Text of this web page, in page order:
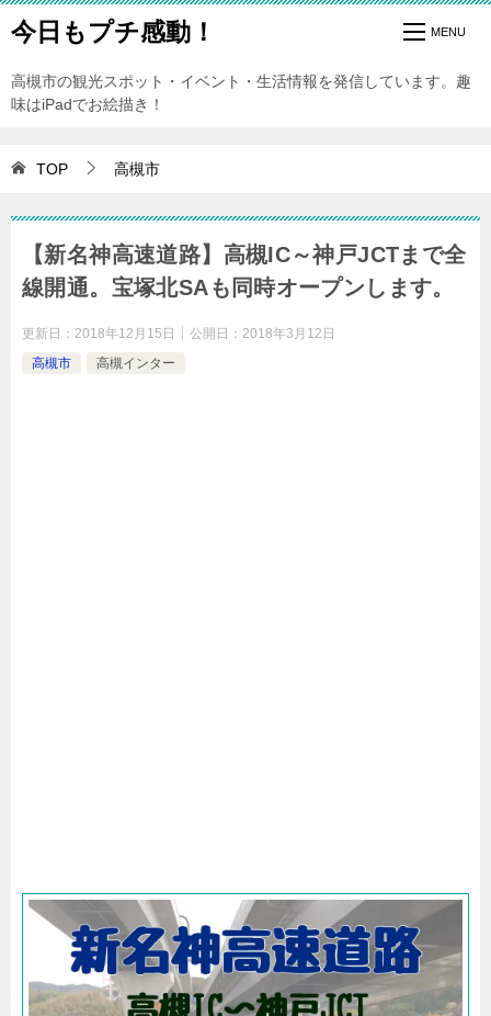
今日もプチ感動！
高槻市の観光スポット・イベント・生活情報を発信しています。趣
味はiPadでお絵描き！
TOP 高槻市
【新名神高速道路】高槻IC～神戸JCTまで全
線開通。宝塚北SAも同時オープンします。
更新日： 2018年12月15日 公開日： 2018年3月12日
高槻市
高槻インター